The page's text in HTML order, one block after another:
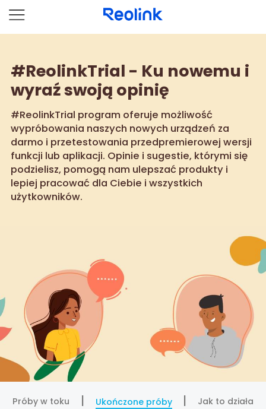
#ReolinkTrial - Ku nowemu i
wyraź swoją opinię
#ReolinkTrial program oferuje możliwość
wypróbowania naszych nowych urządzeń za
darmo i przetestowania przedpremierowej wersji
funkcji lub aplikacji. Opinie i sugestie, którymi się
podzielisz, pomogą nam ulepszać produkty i
lepiej pracować dla Ciebie i wszystkich
użytkowników.
Próby w toku Ukończone próby Jak to działa